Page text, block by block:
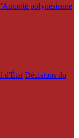
polynésienne
d'État Décisions du